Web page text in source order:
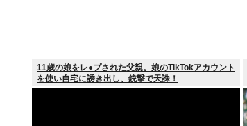
11歳の娘をレ●プされた父親。娘のTikTokアカウント
を使い自宅に誘き出し、銃撃で天誅！